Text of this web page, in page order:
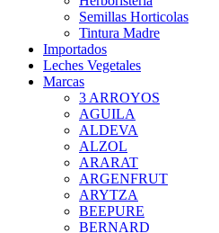
Semillas Horticolas
Tintura Madre
Importados
Leches Vegetales
Marcas
3 ARROYOS
AGUILA
ALDEVA
ALZOL
ARARAT
ARGENFRUT
ARYTZA
BEEPURE
BERNARD